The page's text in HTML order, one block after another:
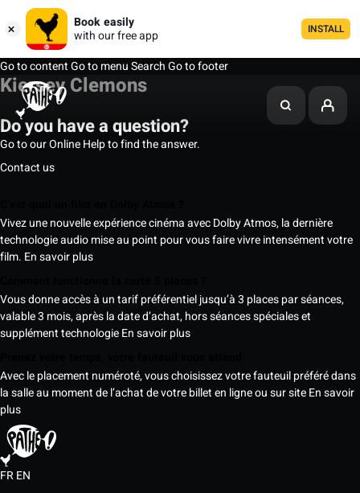
Book easily
with our free app
INSTALL
Go to contentGo to menuSearchGo to footer
Kiersey Clemons
Do you have a question?
Go to our Online Help to find the answer.
Contact us
Vivez une nouvelle expérience cinéma avec Dolby Atmos, la dernière
technologie audio mise au point pour vous faire vivre intensément votre
film. En savoir plus
Vous donne accès à un tarif préférentiel jusqu’à 3 places par séances,
valable 3 mois, après la date d’achat, hors séances spéciales et
supplément technologieEn savoir plus
Avec le placement numéroté, vous choisissez votre fauteuil préféré dans
la salle au moment de l’achat de votre billet en ligne ou sur siteEn savoir
plus
FREN